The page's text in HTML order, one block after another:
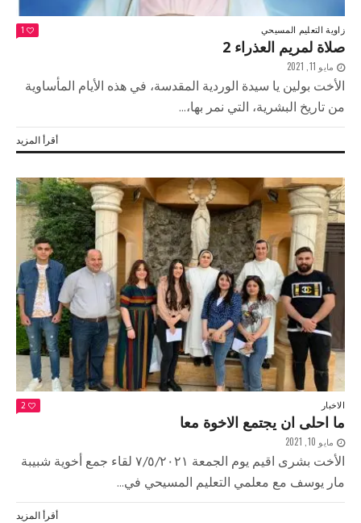
زاوية التعليم المسيحي 1
صلاة لمريم العذراء 2
مايو 11, 2021
الأخت بولين يا سيدة الوردية المقدسة، في هذه الأيام المأساوية
من تاريخ البشرية، التي نمر بها،...
أقرأ المزيد
الاخبار 2
ما احلى ان يجتمع الاخوة معا
مايو 10, 2021
الأخت بشرى اقيم يوم الجمعة ٧/٥/٢٠٢١ لقاء جمع أخوية شبيبة
مار يوسف مع معلمي التعليم المسيحي في...
أقرأ المزيد